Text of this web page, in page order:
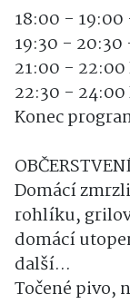
18:00 - 19:00
19:30 -
21:00 - 22:00
22:30 - 24:00
Konec
Domácí
rohlíku,
domácí
další...
Točené pivo,